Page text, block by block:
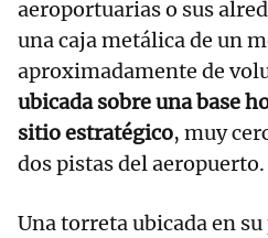
aeroportuarias o sus
una caja metálica de un
aproximadamente de
ubicada sobre una base
sitio estratégico, muy
dos pistas del aeropuerto.
Una torreta ubicada en